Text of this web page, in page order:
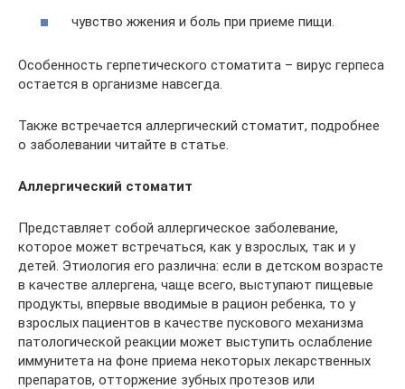
чувство жжения и боль при приеме пищи.
Особенность герпетического стоматита – вирус герпеса
остается в организме навсегда.
Также встречается аллергический стоматит, подробнее
о заболевании читайте в статье.
Аллергический стоматит
Представляет собой аллергическое заболевание,
которое может встречаться, как у взрослых, так и у
детей. Этиология его различна: если в детском возрасте
в качестве аллергена, чаще всего, выступают пищевые
продукты, впервые вводимые в рацион ребенка, то у
взрослых пациентов в качестве пускового механизма
патологической реакции может выступить ослабление
иммунитета на фоне приема некоторых лекарственных
препаратов, отторжение зубных протезов или